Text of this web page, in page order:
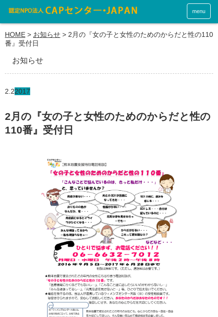
menu
HOME > お知らせ > 2月の『女の子と女性のためのからだと性の110
番』受付日
お知らせ
2.22017
2月の『女の子と女性のためのからだと性の
110番』受付日